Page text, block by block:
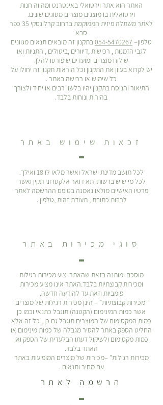
האתר הוא אתר וירטואלי באינטרנט ומהווה חנות
וירטואלית בו מוצגים מוצרים מסוגים שונים.
לאתר משתלה פיזית הממוקמת ברחוב קרלינסקי 35 כפר
סבא
טלפון– 054-5470267בתקנון זה מובאים תנאים מגוונים
לגבי הזמנות , רכישות ,דיוורים ,ביטולים , התניות ואו
שילוח מוצרים ומועדים שיפורטו להלן.
יש לקרוא בעיון את התקנון וכל הוראות תקנון זה יחולו על
כל שימוש או רכישה באתר .
התיאור והנוסח בתקנון יהיו בלשון רבים או יחיד ולצורך
בהירות ונוחות בלבד.
זכאות שימוש באתר
לכל תושב מדינת ישראל ואשר מלאו לו 18 ואילך.
לכל מי שיש ברשותו תא דואר אלקטרוני תקין ואשר
פרטיו האישיים מולאו נאמנה בטופס ההרשמה לאתר
לרבות כתובת , תעודת זהות ,טלפון .
סוגי מכירות באתר
מוסכם ומותנה בזאת שהאתר יציע מכירות רגילות
ומכירות קבוצתיות בלבד.האתר אינו מציע מכירות
פומביות וזאת עד להודעה חדשה.
“מכירות קבוצתיות” – הינן מכירות רגילות של מוצרים
אשר כמות המינימום (הקטנה) תוגבל כתנאי וכמו כן
כמות המקסימום של המוצרים תוגבל גם כן , כל זה אלא
החליט הספק באתר להסיר מגבלה של כמות מינימום או
כמות מקסימום ולשיקול דעתו הבלעדית של הספק ואו
האתר בלבד.
מכירות רגילות” –מכירות של מוצרים המופיעות באתר
עם מחיר ותנאים .
הרשמה לאתר